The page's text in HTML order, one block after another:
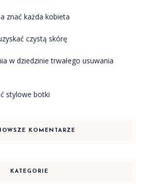
znać każda kobieta
czystą skórę
w dziedzinie trwałego usuwania
stylowe botki
KOMENTARZE
KATEGORIE